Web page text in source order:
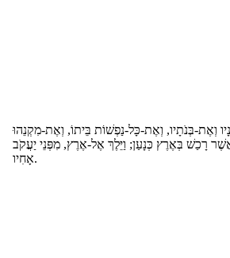
וְאֶת-בְּנֹתָיו, וְאֶת-כָּל-נַפְשׁוֹת בֵּיתוֹ, וְאֶת-מִקְנֵהוּ
רָכַשׁ בְּאֶרֶץ כְּנָעַן; וַיֵּלֶךְ אֶל-אֶרֶץ, מִפְּנֵי יַעֲקֹב
אָחִיו.